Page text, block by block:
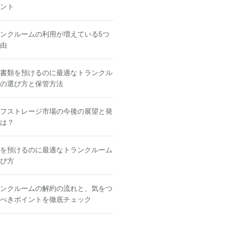
ト
ンクルームの利用が増えている5つ
類を預けるのに最適なトランクル
選び方と保管方法
ストレージ市場の今後の展望と発
？
預けるのに最適なトランクルーム
方
ンクルームの解約の流れと、気をつ
きポイントを徹底チェック